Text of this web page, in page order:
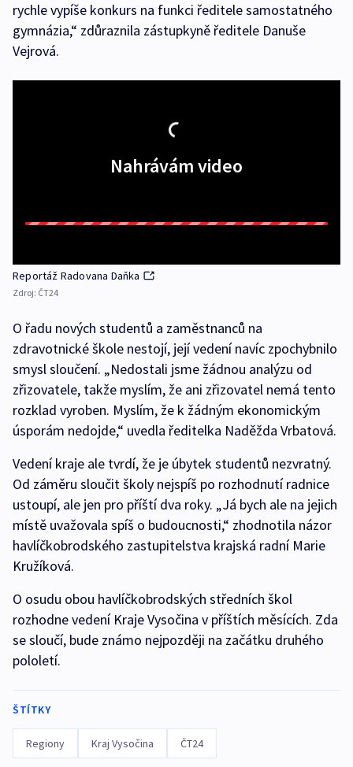
rychle vypíše konkurs na funkci ředitele samostatného
gymnázia,“ zdůraznila zástupkyně ředitele Danuše
Vejrová.
Nahrávám video
Reportáž Radovana Daňka
Zdroj: ČT24
O řadu nových studentů a zaměstnanců na
zdravotnické škole nestojí, její vedení navíc zpochybnilo
smysl sloučení. „Nedostali jsme žádnou analýzu od
zřizovatele, takže myslím, že ani zřizovatel nemá tento
rozklad vyroben. Myslím, že k žádným ekonomickým
úsporám nedojde,“ uvedla ředitelka Naděžda Vrbatová.
Vedení kraje ale tvrdí, že je úbytek studentů nezvratný.
Od záměru sloučit školy nejspíš po rozhodnutí radnice
ustoupí, ale jen pro příští dva roky. „Já bych ale na jejich
místě uvažovala spíš o budoucnosti,“ zhodnotila názor
havlíčkobrodského zastupitelstva krajská radní Marie
Kružíková.
O osudu obou havlíčkobrodských středních škol
rozhodne vedení Kraje Vysočina v příštích měsících. Zda
se sloučí, bude známo nejpozději na začátku druhého
pololetí.
ŠTÍTKY
Regiony Kraj Vysočina ČT24